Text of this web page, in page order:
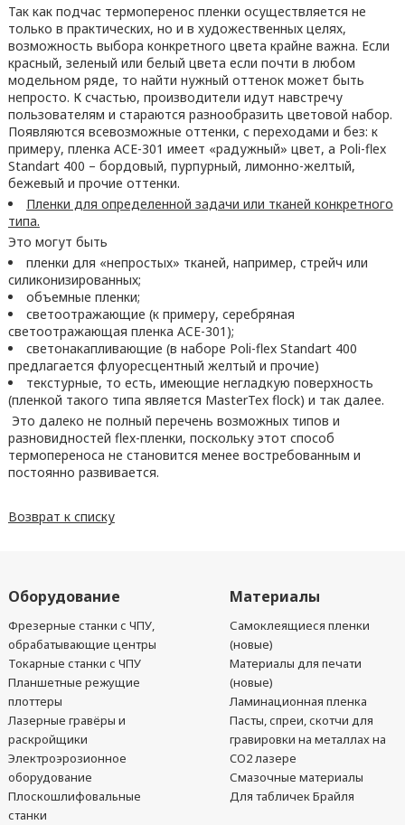
Так как подчас термоперенос пленки осуществляется не
только в практических, но и в художественных целях,
возможность выбора конкретного цвета крайне важна. Если
красный, зеленый или белый цвета если почти в любом
модельном ряде, то найти нужный оттенок может быть
непросто. К счастью, производители идут навстречу
пользователям и стараются разнообразить цветовой набор.
Появляются всевозможные оттенки, с переходами и без: к
примеру, пленка ACE-301 имеет «радужный» цвет, а Poli-flex
Standart 400 – бордовый, пурпурный, лимонно-желтый,
бежевый и прочие оттенки.
Пленки для определенной задачи или тканей конкретного
типа.
Это могут быть
пленки для «непростых» тканей, например, стрейч или
силиконизированных;
объемные пленки;
светоотражающие (к примеру, серебряная
светоотражающая пленка ACE-301);
светонакапливающие (в наборе Poli-flex Standart 400
предлагается флуоресцентный желтый и прочие)
текстурные, то есть, имеющие негладкую поверхность
(пленкой такого типа является MasterTex flock) и так далее.
Это далеко не полный перечень возможных типов и
разновидностей flex-пленки, поскольку этот способ
термопереноса не становится менее востребованным и
постоянно развивается.
Возврат к списку
Оборудование
Фрезерные станки с ЧПУ,
обрабатывающие центры
Токарные станки с ЧПУ
Планшетные режущие
плоттеры
Лазерные гравёры и
раскройщики
Электроэрозионное
оборудование
Плоскошлифовальные
станки
Материалы
Самоклеящиеся пленки
(новые)
Материалы для печати
(новые)
Ламинационная пленка
Пасты, спреи, скотчи для
гравировки на металлах на
CO2 лазере
Смазочные материалы
Для табличек Брайля